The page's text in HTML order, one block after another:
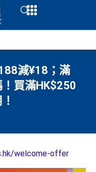
Open
減¥18；滿
買滿HK$250
welcome-offer